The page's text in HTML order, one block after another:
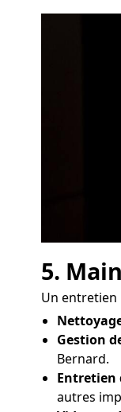
5.
Un entretien
Gestion
Bernard.
Entretien
autres